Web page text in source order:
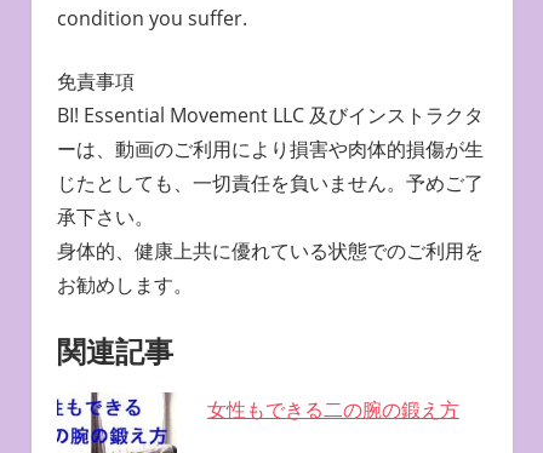
condition you suffer.
免責事項
BI! Essential Movement LLC 及びインストラクタ
ーは、動画のご利用により損害や肉体的損傷が生
じたとしても、一切責任を負いません。予めご了
承下さい。
身体的、健康上共に優れている状態でのご利用を
お勧めします。
関連記事
女性もできる二の腕の鍛え方